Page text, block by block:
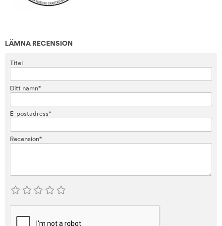
LÄMNA RECENSION
Titel
Ditt namn*
E-postadress*
Recension*